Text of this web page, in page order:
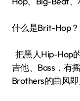
什么是Brit-Hop？
把黑人Hip-Hop
吉他、Bass，有
Brothers的曲风即